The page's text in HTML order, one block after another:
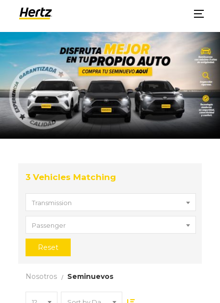
3 Vehicles Matching
Transmission
Passenger
Reset
Nosotros Seminuevos